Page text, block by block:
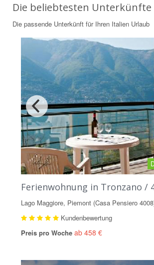
Die beliebtesten Unterkünfte
Die passende Unterkünft für Ihren Italien Urlaub
Ferienwohnung in Tronzano /
Lago Maggiore, Piemont (Casa Pensiero
Kundenbewertung
Preis pro Woche ab 458 €